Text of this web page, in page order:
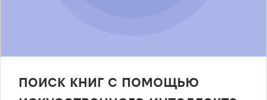
поиск книг с помощью